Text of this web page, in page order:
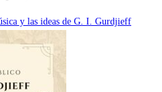
y las ideas de G. I. Gurdjieff